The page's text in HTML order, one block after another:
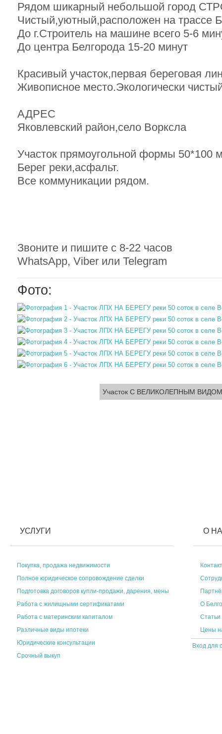
Рядом шикарный небольшой город
Чистый,уютный,расположен на
До г.Строитель на машине всего 5-6
До центра Белгорода 15-20 минут
Красивый участок,первая береговая
Живописное место.Экологически
АДРЕС
Яковлевский район,село Ворксла
Участок прямоугольной формы 50*100
Берег реки,асфальт.
Все коммуникации рядом.
Звоните и пишите с 8-22 часов
WhatsApp, Viber или Telegram
Фото:
Участок С ВЕЛИКОЛЕПНЫМ
УСЛУГИ
Покупка, продажа недвижимости
Полное юридическое сопровождение сделки
Подготовка договоров купли-продажи, дарения, мены
Работа с жилищными сертификатами
Работа с материнским капиталом
Различные виды ипотеки
Юридические консультации
Срочный выкуп
О
О
Статьи
Цены
Вход для